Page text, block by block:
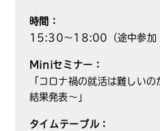
時間：
15:30～18:00（途中参加
Miniセミナー：
「コロナ禍の就活は難しい
結果発表〜」
タイムテーブル：